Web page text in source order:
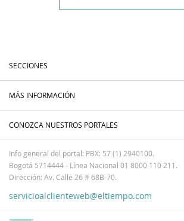
SECCIONES
MÁS INFORMACIÓN
CONOZCA NUESTROS PORTALES
Info general del portal: PBX: 57 (1) 2940100.
Bogotá 5714444 - Línea Nacional 01 8000 110 211.
Dirección: Av. Calle 26 # 68B-70.
servicioalclienteweb@eltiempo.com